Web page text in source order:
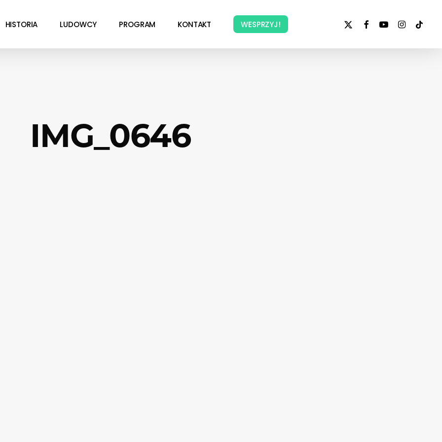
HISTORIA LUDOWCY PROGRAM KONTAKT WESPRZYJ!
x-
facebookyoutubeinstagram
tiktok
IMG_0646